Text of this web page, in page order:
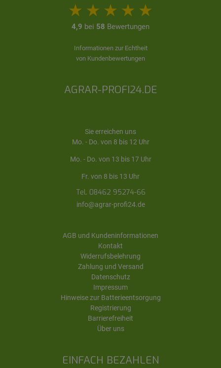
EINFACH BEZAHLEN
4,9 bei 58 Bewertungen
Informationen zur Echtheit
von Kundenbewertungen
AGRAR-PROFI24.DE
Sie erreichen uns
Mo. - Do. von 8 bis 12 Uhr
Mo. - Do. von 13 bis 17 Uhr
Fr. von 8 bis 13 Uhr
Tel. 08462 95274-66
info@agrar-profi24.de
AGB und Kundeninformationen
Kontakt
Widerrufsbelehrung
Zahlung und Versand
Datenschutz
Impressum
Hinweise zur Batterieentsorgung
Registrierung
Barrierefreiheit
Über uns